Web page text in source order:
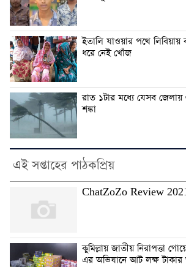
ইতালি যাওয়ার পথে
ধরে নেই খোঁজ
রাত ১টার মধ্যে যেসব
শঙ্কা
এই সপ্তাহের পাঠকপ্রিয়
ChatZoZo Review
কুমিল্লায় জাতীয় নিরাপত্তা
এর অভিযানে আট লক্ষ টাকার